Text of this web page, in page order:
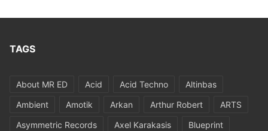
TAGS
About MR ED Acid Acid Techno
Altinbas
Ambient
Amotik Arkan Arthur Robert
ARTS
Asymmetric Records
Axel Karakasis
Blueprint